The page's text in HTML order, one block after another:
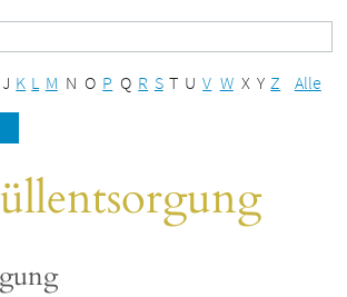
J K L M N O P Q R S T U V W X Y Z Alle